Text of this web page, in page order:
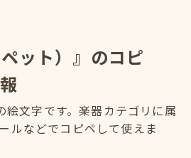
ペット）』のコピ
絵文字です。楽器カテゴリに属
ルなどでコピペして使えま